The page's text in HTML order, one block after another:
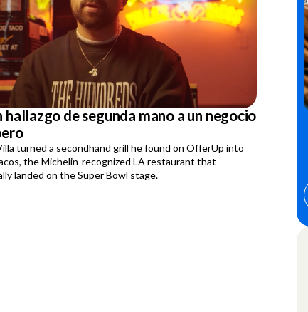
hallazgo de segunda mano a un negocio
turned a secondhand grill he found on OfferUp into
the Michelin-recognized LA restaurant that
landed on the Super Bowl stage.